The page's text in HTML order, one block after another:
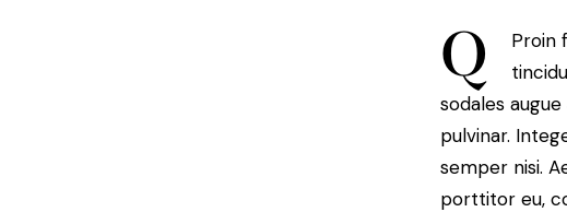
Q
Proin
sodales
pulvinar.
semper nisi.
porttitor eu,